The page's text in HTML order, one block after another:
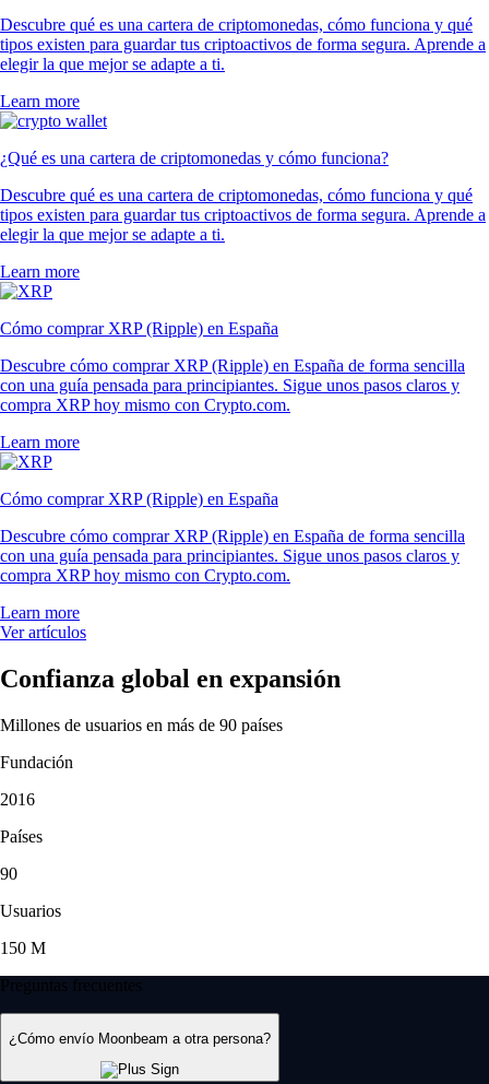
Descubre qué es una cartera de criptomonedas, cómo funciona y qué
tipos existen para guardar tus criptoactivos de forma segura. Aprende a
elegir la que mejor se adapte a ti.
Learn more
¿Qué es una cartera de criptomonedas y cómo funciona?
Descubre qué es una cartera de criptomonedas, cómo funciona y qué
tipos existen para guardar tus criptoactivos de forma segura. Aprende a
elegir la que mejor se adapte a ti.
Learn more
Cómo comprar XRP (Ripple) en España
Descubre cómo comprar XRP (Ripple) en España de forma sencilla
con una guía pensada para principiantes. Sigue unos pasos claros y
compra XRP hoy mismo con Crypto.com.
Learn more
Cómo comprar XRP (Ripple) en España
Descubre cómo comprar XRP (Ripple) en España de forma sencilla
con una guía pensada para principiantes. Sigue unos pasos claros y
compra XRP hoy mismo con Crypto.com.
Learn more
Ver artículos
Confianza global en expansión
Millones de usuarios en más de 90 países
Fundación
2016
Países
90
Usuarios
150 M
Preguntas frecuentes
¿Cómo envío Moonbeam a otra persona?